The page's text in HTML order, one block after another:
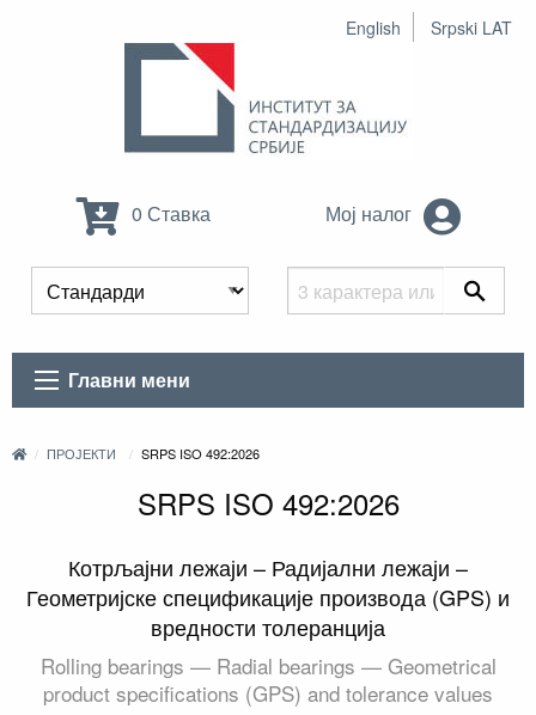
English Srpski LAT
0 Ставка Мој налог
Главни мени
ПРОЈЕКТИ SRPS ISO 492:2026
SRPS ISO 492:2026
Котрљајни лежаји – Радијални лежаји –
Геометријске спецификације производа (GPS) и
вредности толеранција
Rolling bearings — Radial bearings — Geometrical
product specifications (GPS) and tolerance values